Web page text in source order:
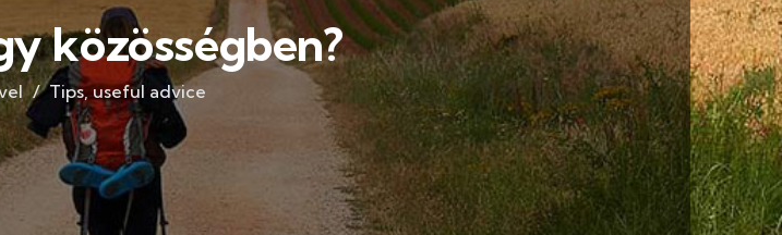
közösségben?
Tips, useful advice